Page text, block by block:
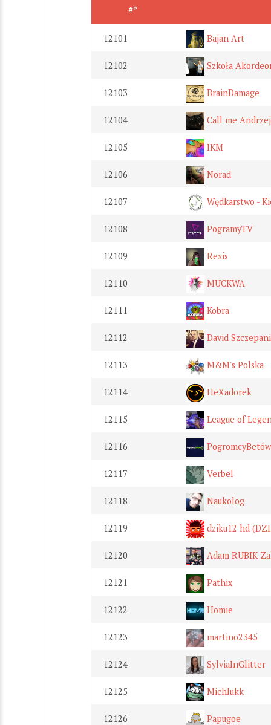
#*
12101 Bajan Art
12102 Szkoła
12103 BrainDamage
12104 Call me Andrzej
12105 IKM
12106 Norad
12107 Wędkarstwo -
12108 PogramyTV
12109 Rexis
12110 MUCKWA
12111 Kobra
12112 David
12113 M&M's Polska
12114 HeXadorek
12115 League of
12116 PogromcyBetów
12117 Verbel
12118 Naukolog
12119 dziku12 hd
12120 Adam RUBIK
12121 Pathix
12122 Homie
12123 martino2345
12124 SylviaInGlitter
12125 Michlukk
12126 Papugoe